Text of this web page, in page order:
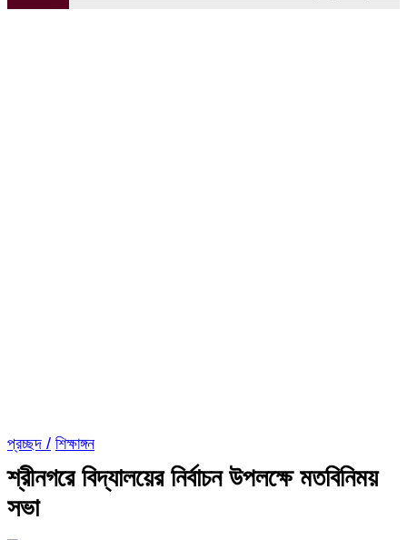
প্রচ্ছদ / শিক্ষাঙ্গন
শ্রীনগরে বিদ্যালয়ের নির্বাচন উপলক্ষে মতবিনিময়
সভা